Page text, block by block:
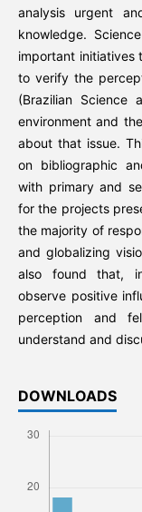
analysis urgent
knowledge.
important initiatives
to verify the
(Brazilian Science
environment and
about that issue.
on bibliographic
with primary and
for the projects
the majority of
and globalizing
also found that,
observe positive
perception and
understand and
DOWNLOADS